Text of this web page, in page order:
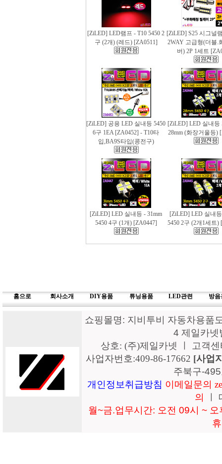
[ZiLED] LED램프 - T10 5450 2
구 (2개) (레드) [ZA0511]
[ZiLED] S25 시그널
2WAY 고급형(더블.
버) 2P 1세트
[ZiLED] 공용 LED 실내등 5450
6구 1EA [ZA0452] - T10타
입,BA9S타입(콩전구)
[ZiLED] LED 실내등
28mm (화장거울등)
[ZiLED] LED 실내등 - 31mm
5450 4구 (1개) [ZA0447]
[ZiLED] LED 실내
5450 2구 (2개1세트)
홈으로 회사소개 DIY용품 튜닝용품 LED관련 방음
쇼핑몰명: 지비투비 자동차용품
4 제일카
상호: (주)제일카넷 ㅣ 고객
사업자번호:409-86-17662 [사업
주북구-
개인정보취급방침 이메일문의
의
월~금.업무시간: 오전 09시 ~